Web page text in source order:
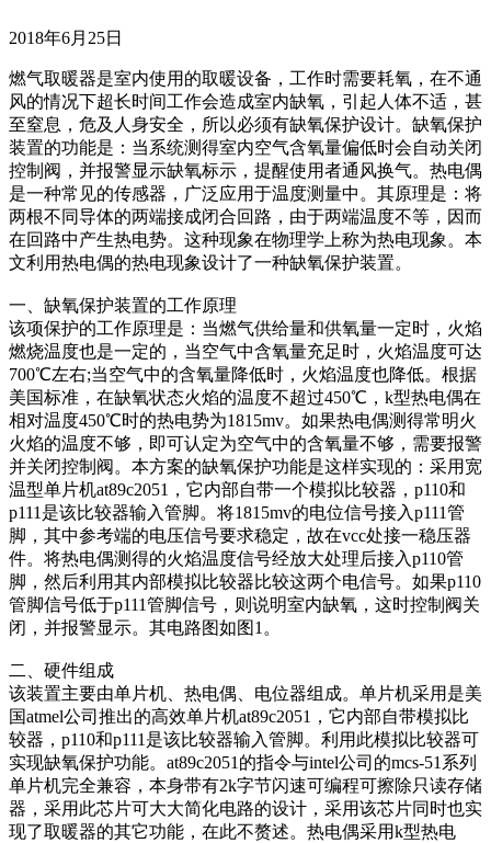
2018年6月25日
燃气取暖器是室内使用的取暖设备，工作时需要耗氧，在不通
风的情况下超长时间工作会造成室内缺氧，引起人体不适，甚
至窒息，危及人身安全，所以必须有缺氧保护设计。缺氧保护
装置的功能是：当系统测得室内空气含氧量偏低时会自动关闭
控制阀，并报警显示缺氧标示，提醒使用者通风换气。热电偶
是一种常见的传感器，广泛应用于温度测量中。其原理是：将
两根不同导体的两端接成闭合回路，由于两端温度不等，因而
在回路中产生热电势。这种现象在物理学上称为热电现象。本
文利用热电偶的热电现象设计了一种缺氧保护装置。
一、缺氧保护装置的工作原理
该项保护的工作原理是：当燃气供给量和供氧量一定时，火焰
燃烧温度也是一定的，当空气中含氧量充足时，火焰温度可达
700℃左右;当空气中的含氧量降低时，火焰温度也降低。根据
美国标准，在缺氧状态火焰的温度不超过450℃，k型热电偶在
相对温度450℃时的热电势为1815mv。如果热电偶测得常明火
火焰的温度不够，即可认定为空气中的含氧量不够，需要报警
并关闭控制阀。本方案的缺氧保护功能是这样实现的：采用宽
温型单片机at89c2051，它内部自带一个模拟比较器，p110和
p111是该比较器输入管脚。将1815mv的电位信号接入p111管
脚，其中参考端的电压信号要求稳定，故在vcc处接一稳压器
件。将热电偶测得的火焰温度信号经放大处理后接入p110管
脚，然后利用其内部模拟比较器比较这两个电信号。如果p110
管脚信号低于p111管脚信号，则说明室内缺氧，这时控制阀关
闭，并报警显示。其电路图如图1。
二、硬件组成
该装置主要由单片机、热电偶、电位器组成。单片机采用是美
国atmel公司推出的高效单片机at89c2051，它内部自带模拟比
较器，p110和p111是该比较器输入管脚。利用此模拟比较器可
实现缺氧保护功能。at89c2051的指令与intel公司的mcs-51系列
单片机完全兼容，本身带有2k字节闪速可编程可擦除只读存储
器，采用此芯片可大大简化电路的设计，采用该芯片同时也实
现了取暖器的其它功能，在此不赘述。热电偶采用k型热电